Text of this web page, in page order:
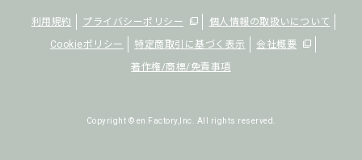
利用規約 プライバシーポリシー
個人情報の取扱いについて
Cookieポリシー
特定商取引に基づく表示
会社概要
著作権/商標/免責事項
Copyright © en Factory,Inc. All rights reserved.